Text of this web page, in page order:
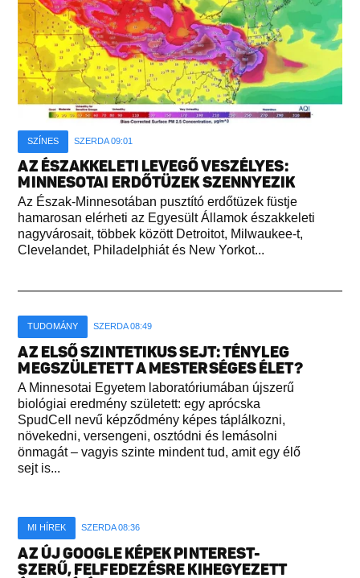
SZÍNES SZERDA 09:01
AZ ÉSZAKKELETI LEVEGŐ VESZÉLYES:
MINNESOTAI ERDŐTÜZEK SZENNYEZIK
Az Észak-Minnesotában pusztító erdőtüzek füstje
hamarosan elérheti az Egyesült Államok északkeleti
nagyvárosait, többek között Detroitot, Milwaukee-t,
Clevelandet, Philadelphiát és New Yorkot...
TUDOMÁNY SZERDA 08:49
AZ ELSŐ SZINTETIKUS SEJT: TÉNYLEG
MEGSZÜLETETT A MESTERSÉGES ÉLET?
A Minnesotai Egyetem laboratóriumában újszerű
biológiai eredmény született: egy aprócska
SpudCell nevű képződmény képes táplálkozni,
növekedni, versengeni, osztódni és lemásolni
önmagát – vagyis szinte mindent tud, amit egy élő
sejt is...
MI HÍREK SZERDA 08:36
AZ ÚJ GOOGLE KÉPEK PINTEREST-
SZERŰ, FELFEDEZÉSRE KIHEGYEZETT